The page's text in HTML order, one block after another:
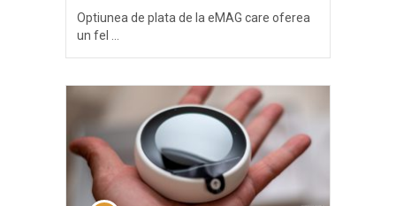
Optiunea de plata de la eMAG care oferea
un fel …